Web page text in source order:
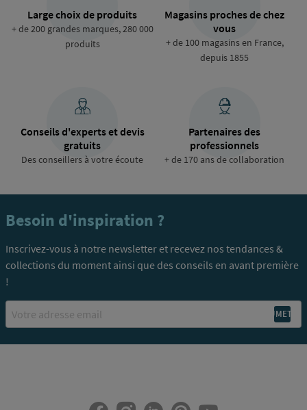
Large choix de produits
+ de 200 grandes marques, 280 000
produits
Magasins proches de chez
vous
+ de 100 magasins en France,
depuis 1855
Conseils d'experts et devis
gratuits
Des conseillers à votre écoute
Partenaires des
professionnels
+ de 170 ans de collaboration
Besoin d'inspiration ?
Inscrivez-vous à notre newsletter et recevez nos tendances &
collections du moment ainsi que des conseils en avant première
!